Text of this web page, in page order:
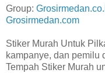
Group:
Grosirmedan.com
Stiker Murah Untuk
kampanye, dan pemilu
Tempah Stiker Murah